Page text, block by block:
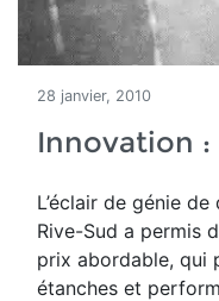
28 janvier, 2010
Innovation
L’éclair de génie
Rive-Sud a permis
prix abordable, qui
étanches et